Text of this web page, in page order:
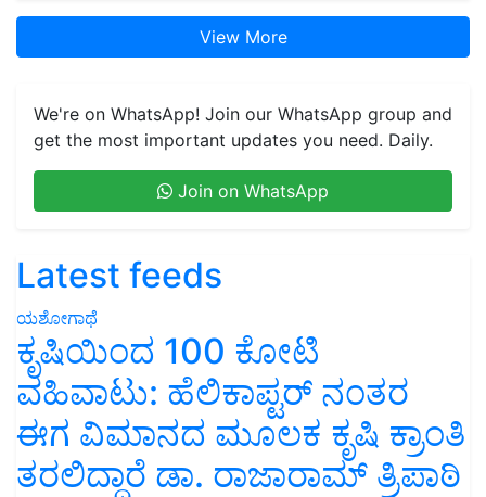
View More
We're on WhatsApp! Join our WhatsApp group and
get the most important updates you need. Daily.
Join on WhatsApp
Latest feeds
ಯಶೋಗಾಥೆ
ಕೃಷಿಯಿಂದ 100 ಕೋಟಿ
ವಹಿವಾಟು: ಹೆಲಿಕಾಪ್ಟರ್ ನಂತರ
ಈಗ ವಿಮಾನದ ಮೂಲಕ ಕೃಷಿ ಕ್ರಾಂತಿ
ತರಲಿದ್ದಾರೆ ಡಾ. ರಾಜಾರಾಮ್ ತ್ರಿಪಾಠಿ